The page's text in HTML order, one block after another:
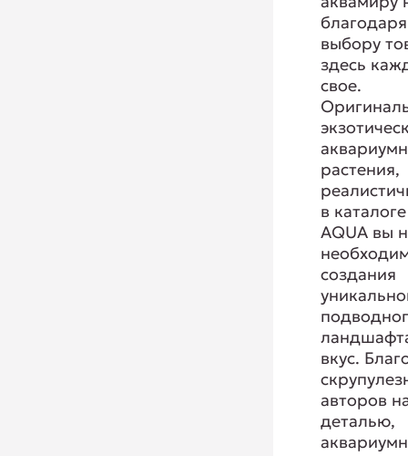
выбору
здесь
свое.
растения,
в
AQUA вы
создания
вкус.
авторов
деталью,